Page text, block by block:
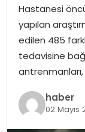
SAĞLIK
SOSYAL HABER
Hastanesi
yapılan
edilen 485
tedavisine
haber
02 Mayıs